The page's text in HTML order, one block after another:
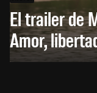
El trailer de
Amor,